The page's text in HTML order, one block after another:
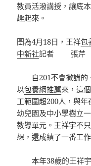
教員活潑講授，讓底
趣起來。
圖為4月18日，王祥包
中新社記者 張
自201不會撒謊
以包養網推薦來，這
工範圍超200人，與
幼兒園及中小學樹立
教導單元。王祥宇不
想，還成績了一番工作
本年38歲的王祥